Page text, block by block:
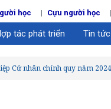
học Cựu người học
tác phát triển Tin
Cử nhân chính quy năm 2024